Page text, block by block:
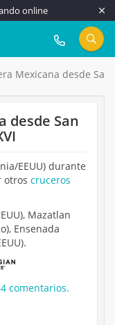
online
917 815 555
Mexicana desde San
desde San
EEUU) durante
otros cruceros
Mazatlan
Ensenada
comentarios.